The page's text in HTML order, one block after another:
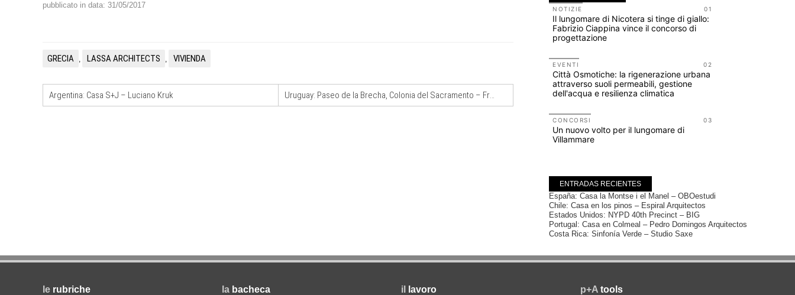
pubblicato in data: 31/05/2017
GRECIA , LASSA ARCHITECTS , VIVIENDA
Uruguay: Paseo de la Brecha, Colonia del Sacramento – Frazzi Arquitectos
Argentina: Casa S+J – Luciano Kruk
NOTIZIE
Il museo città: a Bruxelles apre Kanal -
all'architettura
decade se il cantiere è fermo
01
NOTIZIE
Il lungomare di Nicotera si tinge di giallo:
Fabrizio Ciappina vince il concorso di
progettazione
02
EVENTI
Città Osmotiche: la rigenerazione urbana
attraverso suoli permeabili, gestione
dell'acqua e resilienza climatica
03
CONCORSI
Un nuovo volto per il lungomare di
Villammare
ENTRADAS RECIENTES
España: Casa la Montse i el Manel – OBOestudi
Chile: Casa en los pinos – Espiral Arquitectos
Estados Unidos: NYPD 40th Precinct – BIG
Portugal: Casa en Colmeal – Pedro Domingos Arquitectos
Costa Rica: Sinfonía Verde – Studio Saxe
le rubriche la bacheca il lavoro p+A tools